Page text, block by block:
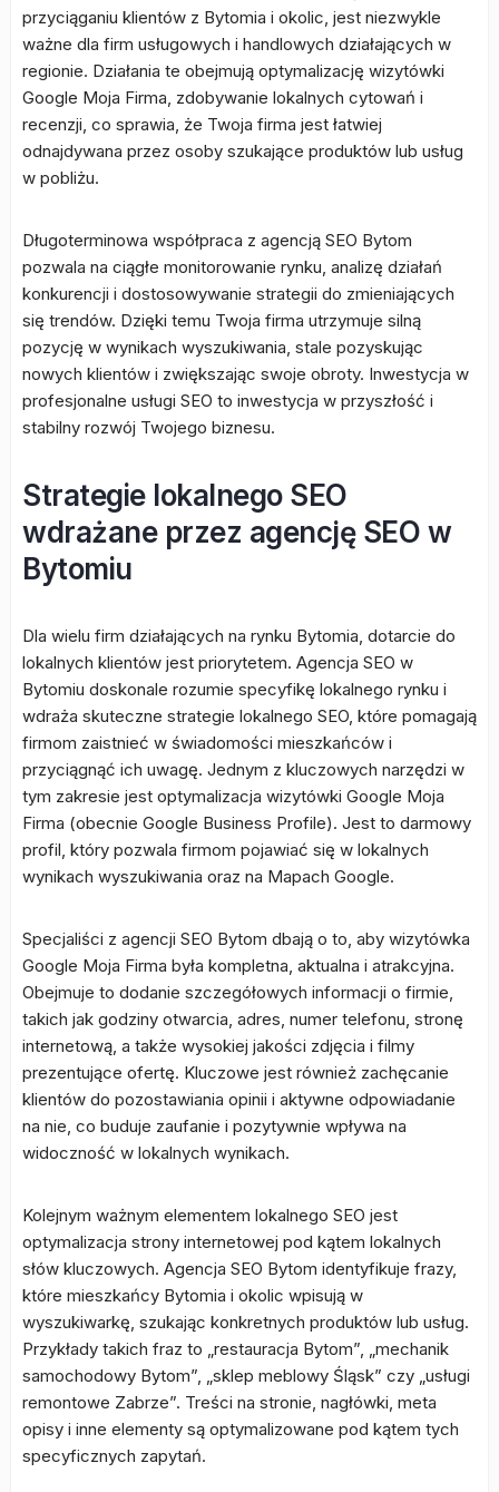
przyciąganiu klientów z Bytomia i okolic, jest niezwykle
ważne dla firm usługowych i handlowych działających w
regionie. Działania te obejmują optymalizację wizytówki
Google Moja Firma, zdobywanie lokalnych cytowań i
recenzji, co sprawia, że Twoja firma jest łatwiej
odnajdywana przez osoby szukające produktów lub usług
w pobliżu.
Długoterminowa współpraca z agencją SEO Bytom
pozwala na ciągłe monitorowanie rynku, analizę działań
konkurencji i dostosowywanie strategii do zmieniających
się trendów. Dzięki temu Twoja firma utrzymuje silną
pozycję w wynikach wyszukiwania, stale pozyskując
nowych klientów i zwiększając swoje obroty. Inwestycja w
profesjonalne usługi SEO to inwestycja w przyszłość i
stabilny rozwój Twojego biznesu.
Strategie lokalnego SEO
wdrażane przez agencję SEO w
Bytomiu
Dla wielu firm działających na rynku Bytomia, dotarcie do
lokalnych klientów jest priorytetem. Agencja SEO w
Bytomiu doskonale rozumie specyfikę lokalnego rynku i
wdraża skuteczne strategie lokalnego SEO, które pomagają
firmom zaistnieć w świadomości mieszkańców i
przyciągnąć ich uwagę. Jednym z kluczowych narzędzi w
tym zakresie jest optymalizacja wizytówki Google Moja
Firma (obecnie Google Business Profile). Jest to darmowy
profil, który pozwala firmom pojawiać się w lokalnych
wynikach wyszukiwania oraz na Mapach Google.
Specjaliści z agencji SEO Bytom dbają o to, aby wizytówka
Google Moja Firma była kompletna, aktualna i atrakcyjna.
Obejmuje to dodanie szczegółowych informacji o firmie,
takich jak godziny otwarcia, adres, numer telefonu, stronę
internetową, a także wysokiej jakości zdjęcia i filmy
prezentujące ofertę. Kluczowe jest również zachęcanie
klientów do pozostawiania opinii i aktywne odpowiadanie
na nie, co buduje zaufanie i pozytywnie wpływa na
widoczność w lokalnych wynikach.
Kolejnym ważnym elementem lokalnego SEO jest
optymalizacja strony internetowej pod kątem lokalnych
słów kluczowych. Agencja SEO Bytom identyfikuje frazy,
które mieszkańcy Bytomia i okolic wpisują w
wyszukiwarkę, szukając konkretnych produktów lub usług.
Przykłady takich fraz to „restauracja Bytom”, „mechanik
samochodowy Bytom”, „sklep meblowy Śląsk” czy „usługi
remontowe Zabrze”. Treści na stronie, nagłówki, meta
opisy i inne elementy są optymalizowane pod kątem tych
specyficznych zapytań.